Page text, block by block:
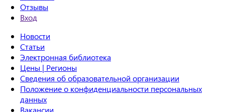
Отзывы
Вход
Новости
Статьи
Электронная библиотека
Цены | Регионы
Сведения об образовательной организации
Положение о конфиденциальности персональных
данных